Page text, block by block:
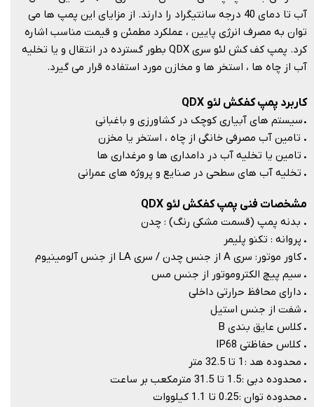
آب تا دمای 40 درجه سانتیگراد را دارند. از مزایای این پمپ ها می
توان به مصرف انرژی پایین ، عملکرد مطمئن و قیمت مناسب اشاره
کرد. پمپ کف کش لئو سری QDX بطور گسترده در انتقال و یا تخلیه
آب از چاه ها ، استخر ها و مخازن مورد استفاده قرار می گیرد.
کاربرد پمپ کفکش لئو QDX
.سیستم های آبیاری کوچک در کشاورزی و باغبانی
. تامین آب مصرفی خانگی از چاه ، استخر یا مخزن
. تامین یا تخلیه آب در دامداری ها و مرغداری ها
. تخلیه آب های سطحی در صنایع و پروژه های عمرانی
مشخصات فنی پمپ کفکش لئو QDX
. بدنه پمپ (قسمت مشکی رنگ) : چدن
. پروانه : تکنو پلیمر
. کاور موتور: سری A از جنس چدن / سری LA از جنس آلومینیوم
. سیم پیچ الکتروموتور از جنس مس
. دارای محافظ حرارتی داخلی
. شفت از جنس استیل
. کلاس عایق بندی B
. کلاس حفاظتی IP68
. محدوده هد : 1 تا 32.5 متر
. محدوده دبی : 1.5 تا 31.5 مترمکعب بر ساعت
. محدوده توان : 0.25 تا 1.1 کیلووات